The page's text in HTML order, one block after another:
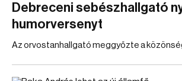
Debreceni sebészhallgató
humorversenyt
Az orvostanhallgató meggyőzte a